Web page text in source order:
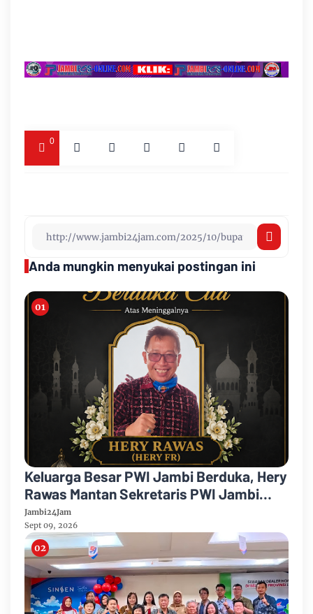
0
Anda mungkin menyukai postingan ini
Keluarga Besar PWI Jambi Berduka, Hery
Rawas Mantan Sekretaris PWI Jambi
Tutup Usia
Jambi24Jam
Sept 09, 2026